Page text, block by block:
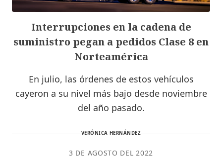
Interrupciones en la cadena de
suministro pegan a pedidos Clase 8 en
Norteamérica
En julio, las órdenes de estos vehículos
cayeron a su nivel más bajo desde noviembre
del año pasado.
VERÓNICA HERNÁNDEZ
3 DE AGOSTO DEL 2022